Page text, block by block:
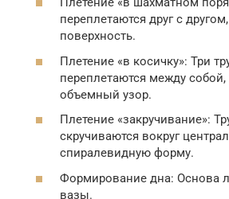
переплетаются друг с
поверхность.
Плетение «в косичку»: Три
переплетаются между собой,
объемный узор.
Плетение «закручивание»:
скручиваются вокруг
спиралевидную форму.
Формирование дна: Основа
вазы.